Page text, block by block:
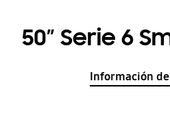
50” Serie 6
Información